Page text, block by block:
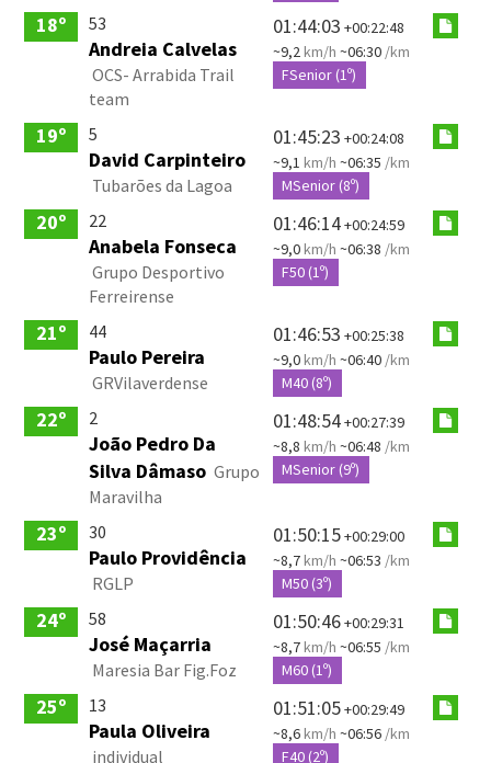
18º 53
Andreia Calvelas
OCS- Arrabida Trail
team
01:44:03 +00:22:48
~9,2km/h ~06:30 /km
FSenior (1º)
19º 5
David Carpinteiro
Tubarões da Lagoa
01:45:23 +00:24:08
~9,1 km/h ~06:35 /km
MSenior (8º)
20º 22
Anabela Fonseca
Grupo Desportivo
Ferreirense
01:46:14+00:24:59
~9,0km/h ~06:38 /km
F50 (1º)
21º 44
Paulo Pereira
GRVilaverdense
01:46:53 +00:25:38
~9,0km/h ~06:40 /km
M40 (8º)
22º 2
João Pedro Da
Silva Dâmaso Grupo
Maravilha
01:48:54+00:27:39
~8,8 km/h ~06:48 /km
MSenior (9º)
23º 30
Paulo Providência
RGLP
01:50:15+00:29:00
~8,7km/h ~06:53 /km
M50 (3º)
24º 58
José Maçarria
Maresia Bar Fig.Foz
01:50:46+00:29:31
~8,7km/h ~06:55 /km
M60 (1º)
25º 13
Paula Oliveira
individual
01:51:05+00:29:49
~8,6km/h ~06:56 /km
F40 (2º)